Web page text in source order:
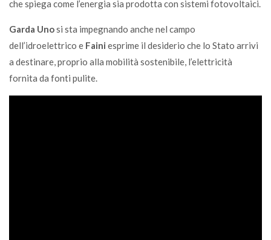
che spiega come l’energia sia prodotta con sistemi fotovoltaici.
Garda Unosi sta impegnando anche nel campo
dell’idroelettrico e Faini esprime il desiderio che lo Stato arrivi
a destinare, proprio alla mobilità sostenibile, l’elettricità
fornita da fonti pulite.